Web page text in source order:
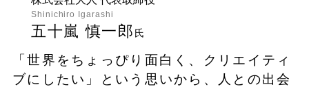
Shinichiro Igarashi
五十嵐 慎一郎 氏
「世界をちょっぴり面白く、クリエイティ
ブにしたい」という思いから、人との出会